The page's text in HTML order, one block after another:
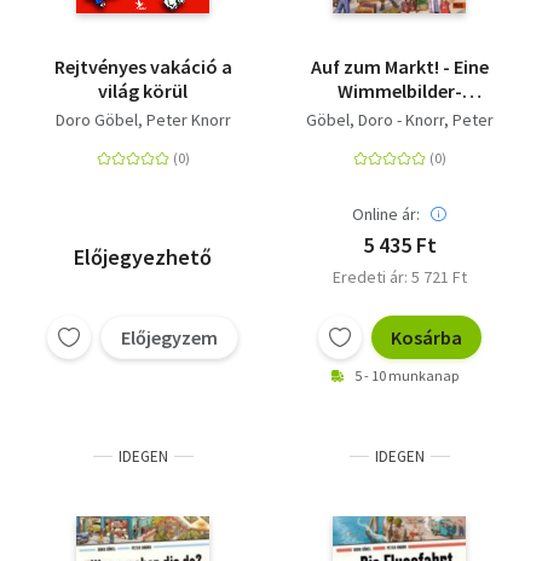
Rejtvényes vakáció a
világ körül
Doro Göbel Peter Knorr
Előjegyezhető
Előjegyzem
Auf zum Markt! - Eine
Wimmelbilder-
Geschichte.
Pappbilderbuch
Göbel, Doro - Knorr, Peter
Online ár:
5 435 Ft
Eredeti ár: 5 721 Ft
Kosárba
5 - 10 munkanap
IDEGEN IDEGEN